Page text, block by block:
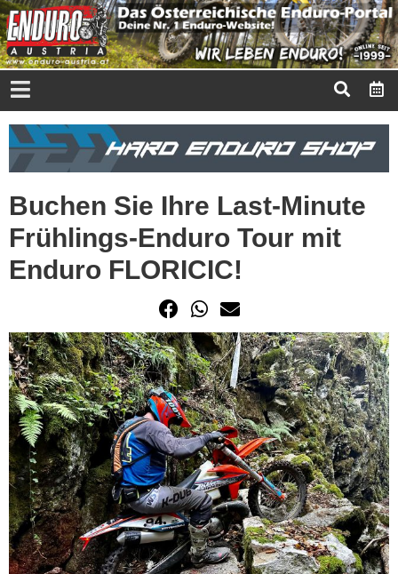
Buchen Sie Ihre Last-Minute
Frühlings-Enduro Tour mit
Enduro FLORICIC!